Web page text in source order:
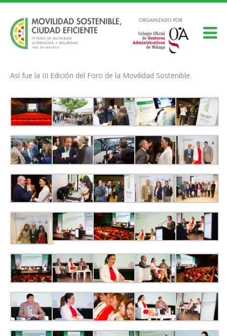
Así fue la III Edición del Foro de la Movilidad Sostenible.